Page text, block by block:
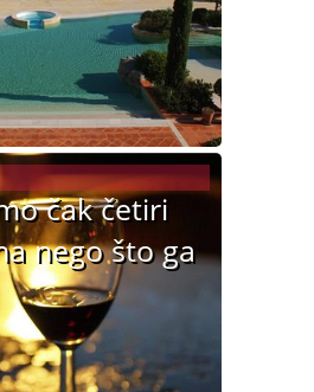
čak četiri
nego što ga